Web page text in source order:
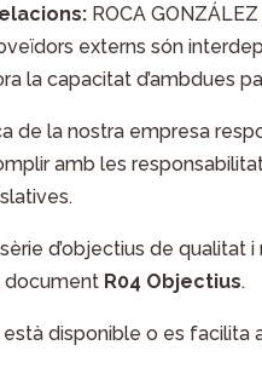
ROCA
externs són
la capacitat d’ambdues
de la nostra empresa
amb les
d’objectius de
document R04 Objectius.
disponible o es facilita